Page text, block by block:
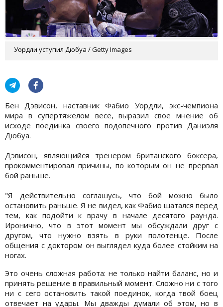
Уордли уступил Дюбуа / Getty Images
Бен Дэвисон, наставник Фабио Уордли, экс-чемпиона
мира в супертяжелом весе, выразил свое мнение об
исходе поединка своего подопечного против Даниэля
Дюбуа.
Дэвисон, являющийся тренером британского боксера,
прокомментировал причины, по которым он не прервал
бой раньше.
"Я действительно соглашусь, что бой можно было
остановить раньше. Я не видел, как Фабио шатался перед
тем, как подойти к врачу в начале десятого раунда.
Иронично, что в этот момент мы обсуждали друг с
другом, что нужно взять в руки полотенце. После
общения с доктором он выглядел куда более стойким на
ногах.
Это очень сложная работа: не только найти баланс, но и
принять решение в правильный момент. Сложно ни с того
ни с сего остановить такой поединок, когда твой боец
отвечает на удары. Мы дважды думали об этом, но в